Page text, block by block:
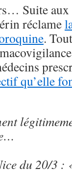
Suite
réclame
.
qu’elle
du 20/3 :